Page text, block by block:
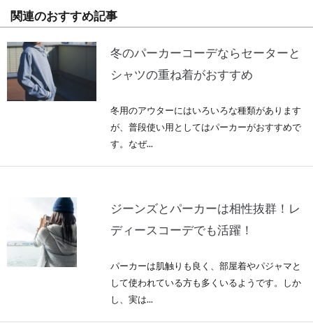
関連のおすすめ記事
冬のパーカーコーデならセーターと
シャツの重ね着がおすすめ
冬用のアウターにはいろいろな種類があります
が、普段使い用としてはパーカーがおすすめで
す。なぜ...
ジーンズとパーカーは相性抜群！レ
ディースコーデでも活躍！
パーカーは肌触りも良く、部屋着やパジャマと
して使われている方も多くいるようです。しか
し、実は...